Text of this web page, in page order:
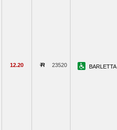
12.20 23520 BARLETTA